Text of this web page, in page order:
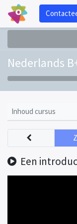
Nederlands
Inhoud cursus
Een introductie in